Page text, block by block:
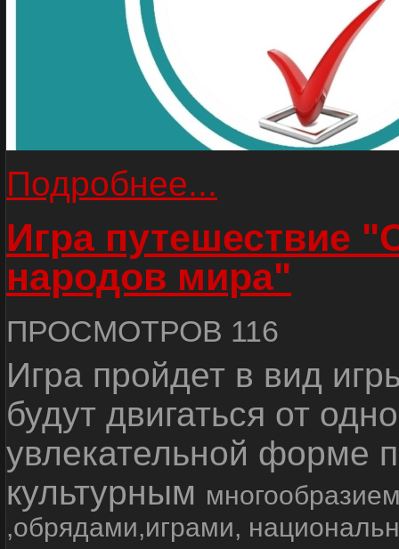
Подробнее...
Игра путешествие
народов мира"
ПРОСМОТРОВ 116
Игра пройдет в вид
будут двигаться от
увлекательной форме
культурным
,обрядами,играми,